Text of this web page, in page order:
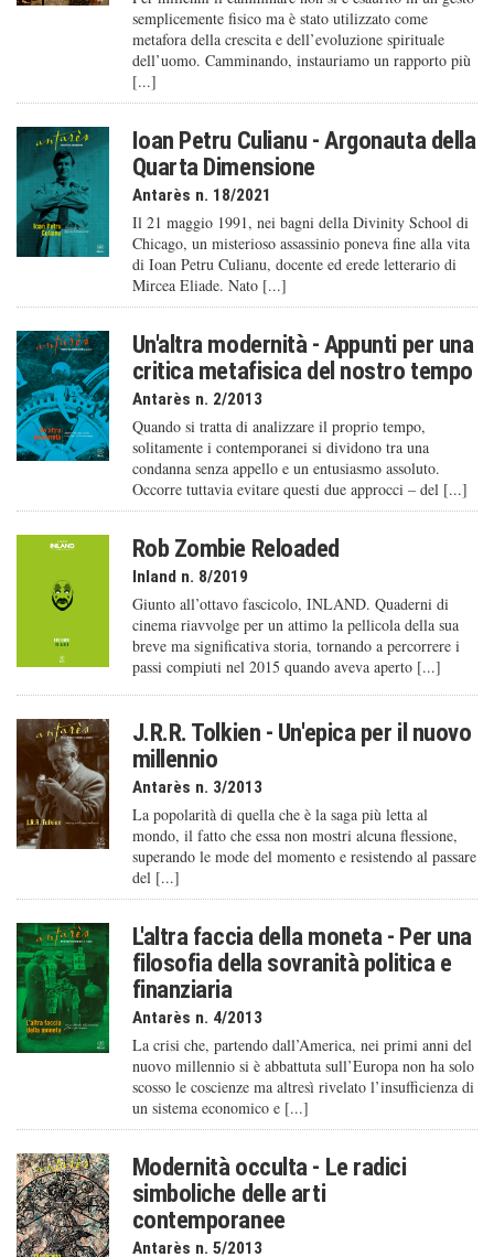
semplicemente fisico ma è stato utilizzato come
metafora della crescita e dell’evoluzione spirituale
dell’uomo. Camminando, instauriamo un rapporto più
[...]
Ioan Petru Culianu - Argonauta della
Quarta Dimensione
Antarès n. 18/2021
Il 21 maggio 1991, nei bagni della Divinity School di
Chicago, un misterioso assassinio poneva fine alla vita
di Ioan Petru Culianu, docente ed erede letterario di
Mircea Eliade. Nato [...]
Un'altra modernità - Appunti per una
critica metafisica del nostro tempo
Antarès n. 2/2013
Quando si tratta di analizzare il proprio tempo,
solitamente i contemporanei si dividono tra una
condanna senza appello e un entusiasmo assoluto.
Occorre tuttavia evitare questi due approcci – del [...]
Rob Zombie Reloaded
Inland n. 8/2019
Giunto all’ottavo fascicolo, INLAND. Quaderni di
cinema riavvolge per un attimo la pellicola della sua
breve ma significativa storia, tornando a percorrere i
passi compiuti nel 2015 quando aveva aperto [...]
J.R.R. Tolkien - Un'epica per il nuovo
millennio
Antarès n. 3/2013
La popolarità di quella che è la saga più letta al
mondo, il fatto che essa non mostri alcuna flessione,
superando le mode del momento e resistendo al passare
del [...]
L'altra faccia della moneta - Per una
filosofia della sovranità politica e
finanziaria
Antarès n. 4/2013
La crisi che, partendo dall’America, nei primi anni del
nuovo millennio si è abbattuta sull’Europa non ha solo
scosso le coscienze ma altresì rivelato l’insufficienza di
un sistema economico e [...]
Modernità occulta - Le radici
simboliche delle arti
contemporanee
Antarès n. 5/2013